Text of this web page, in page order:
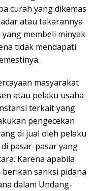
curah yang dikemas
atau takarannya
membeli minyak
tidak mendapati
masyarakat
atau pelaku usaha
terkait yang
pengecekan
di jual oleh pelaku
pasar-pasar yang
Karena apabila
sanksi pidana
dalam Undang-